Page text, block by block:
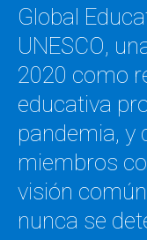
Global
UNESCO,
2020 como
educativa
pandemia, y
miembros
visión
nunca se